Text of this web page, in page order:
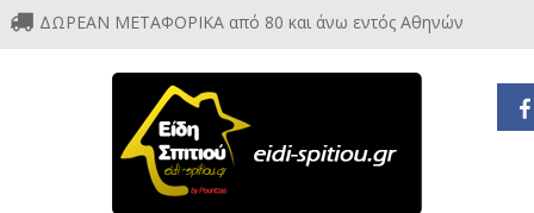
ΔΩΡΕΑΝ ΜΕΤΑΦΟΡΙΚΑ από 80 και άνω εντός Αθηνών